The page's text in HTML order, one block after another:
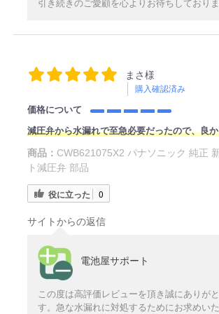
引き続きのご愛顧を心よりお待ちしておりま
まさ様
購入確認済み
価格について
減圧弁から水漏れで至急必要だったので、良
商品： CWB621075X2 パナソニック 純正
ト減圧弁 部品
役に立った 0
サイトからの返信
電池屋サポート
この度は高評価レビューを頂き誠にありが
す。急な水漏れに対処するためにお求めい